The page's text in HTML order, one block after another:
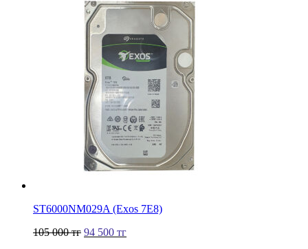
ST6000NM029A (Exos 7E8)
105 000тг 94 500 тг